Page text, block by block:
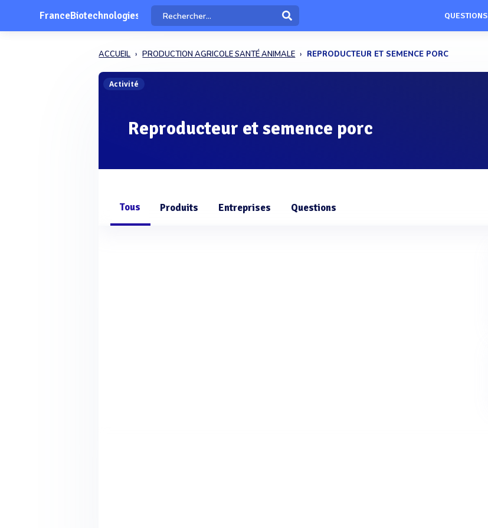
FranceBiotechnologies QUESTIONS
ACCUEIL PRODUCTION AGRICOLE SANTÉ ANIMALE REPRODUCTEUR ET SEMENCE PORC
Activité
Reproducteur et semence porc
Tous Produits Entreprises Questions